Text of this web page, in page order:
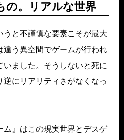
の。リアルな世界
うと不謹慎な要素こそが最大
違う異空間でゲームが行われ
いました。そうしないと死に
逆にリアリティさがなくなっ
ム』はこの現実世界とデスゲ